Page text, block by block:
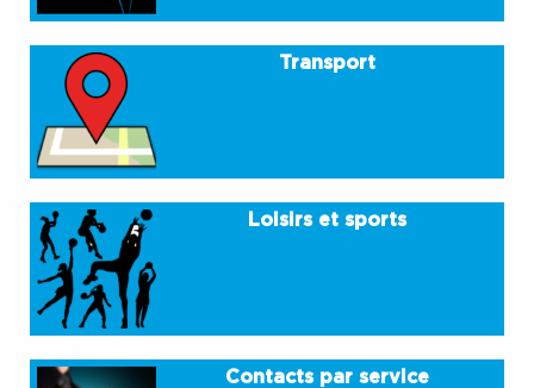
Transport
Loisirs et sports
Contacts par service